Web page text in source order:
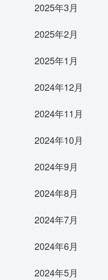
2025年3月
2025年2月
2025年1月
2024年12月
2024年11月
2024年10月
2024年9月
2024年8月
2024年7月
2024年6月
2024年5月